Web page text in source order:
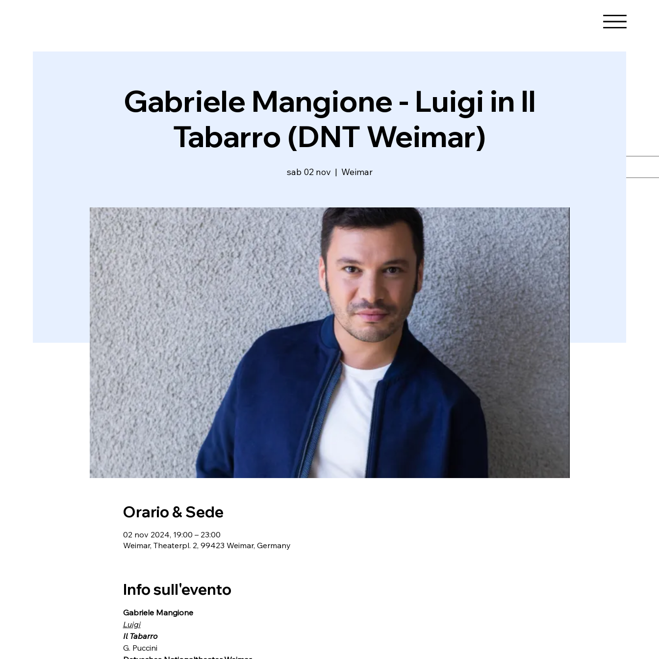
Gabriele Mangione - Luigi in Il
Tabarro (DNT Weimar)
sab 02 nov
  |
Weimar
Orario & Sede
02 nov 2024, 19:00 – 23:00
Weimar, Theaterpl. 2, 99423 Weimar, Germany
Info sull'evento
Gabriele Mangione
Luigi
Il Tabarro
G. Puccini